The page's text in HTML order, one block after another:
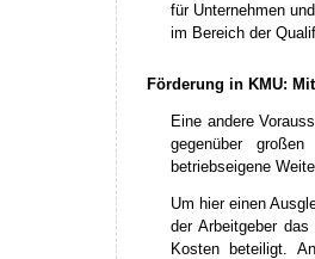
für Unternehmen
im Bereich der
Förderung in KMU:
Eine andere
gegenüber
betriebseigene
Um hier einen
der Arbeitgeber
Kosten beteiligt.